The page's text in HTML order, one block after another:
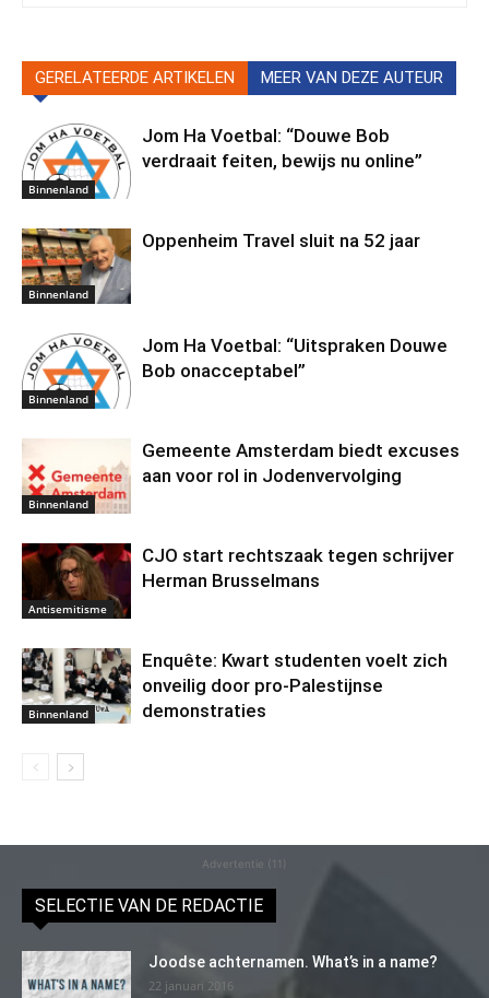
GERELATEERDE ARTIKELEN MEER VAN DEZE AUTEUR
Binnenland
Jom Ha Voetbal: “Douwe Bob
verdraait feiten, bewijs nu online”
Binnenland
Oppenheim Travel sluit na 52 jaar
Binnenland
Jom Ha Voetbal: “Uitspraken Douwe
Bob onacceptabel”
Binnenland
Gemeente Amsterdam biedt excuses
aan voor rol in Jodenvervolging
Antisemitisme
CJO start rechtszaak tegen schrijver
Herman Brusselmans
Binnenland
Enquête: Kwart studenten voelt zich
onveilig door pro-Palestijnse
demonstraties
Advertentie (11)
SELECTIE VAN DE REDACTIE
Joodse achternamen. What’s in a name?
22 januari 2016